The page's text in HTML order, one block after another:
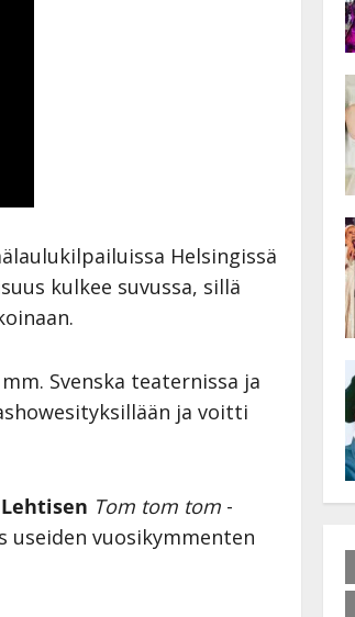
Helsingissä
kulkee suvussa, sillä
Svenska teaternissa ja
ja voitti
Tom tom tom -
useiden vuosikymmenten